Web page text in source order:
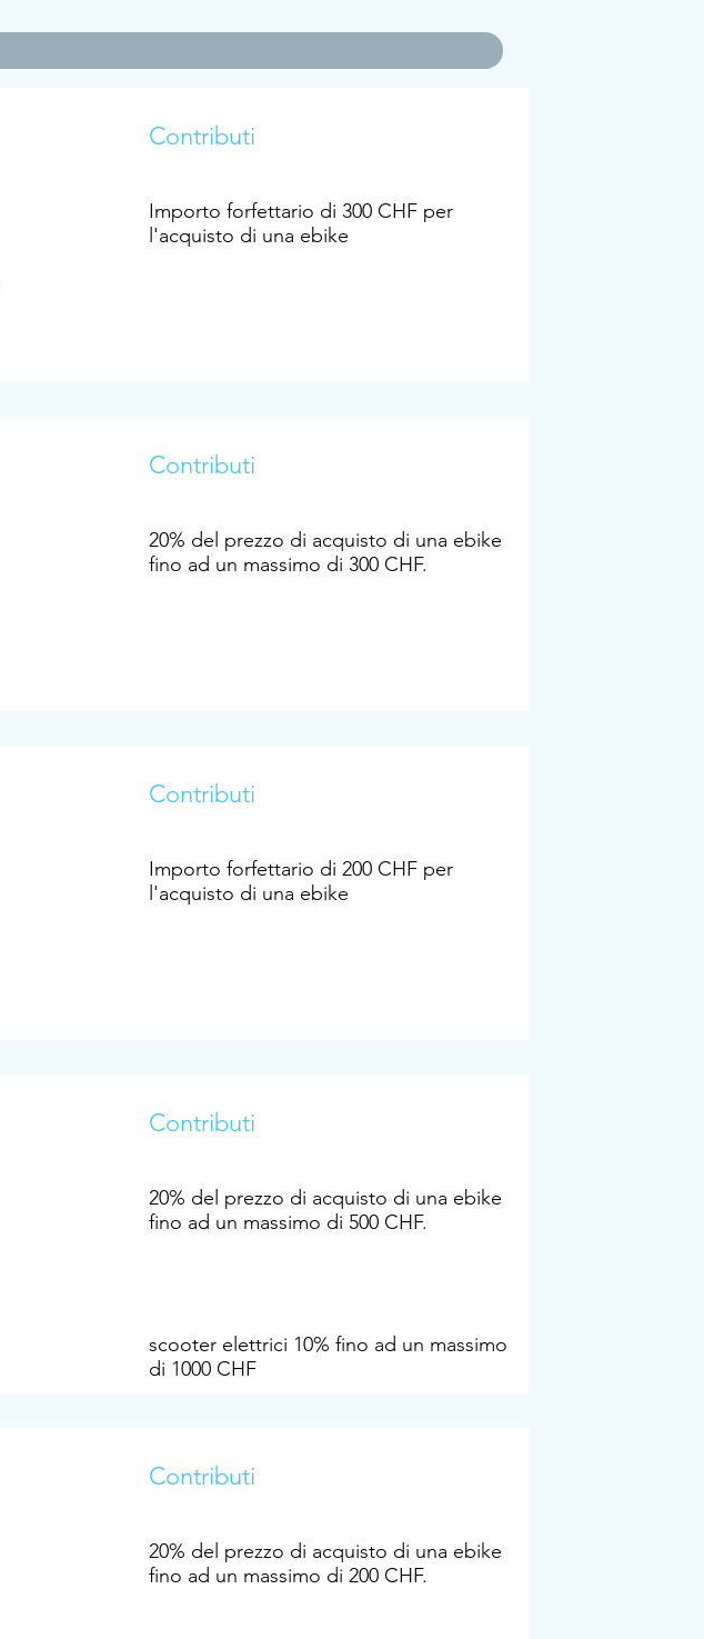
Contributi
Importo forfettario di 300 CHF per
l'acquisto di una ebike
Contributi
20% del prezzo di acquisto di una ebike
fino ad un massimo di 300 CHF.
Contributi
Importo forfettario di 200 CHF per
l'acquisto di una ebike
Contributi
20% del prezzo di acquisto di una ebike
fino ad un massimo di 500 CHF.
scooter elettrici 10% fino ad un massimo
di 1000 CHF
Contributi
20% del prezzo di acquisto di una ebike
fino ad un massimo di 200 CHF.